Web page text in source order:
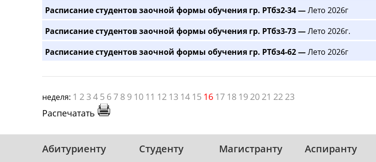
Расписание студентов заочной формы обучения гр. РТбз2-34 —Лето 2026г
Расписание студентов заочной формы обучения гр. РТбз3-73 —Лето 2026г.
Расписание студентов заочной формы обучения гр. РТбз4-62 —Лето 2026г
неделя: 1 2 3 4 5 6 7 8 9 10 11 12 13 14 15 16 17 18 19 20 21 22 23
Распечатать
Абитуриенту Студенту Магистранту Аспиранту